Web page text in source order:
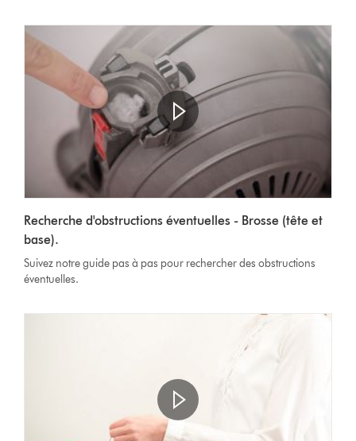
Transcript
Afficher
la
transcription
de
la
vidéo
Recherche d'obstructions éventuelles - Brosse (tête et
base).
Suivez notre guide pas à pas pour rechercher des obstructions
éventuelles.